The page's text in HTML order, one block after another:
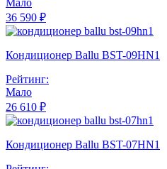
Мало
36 590 ₽
Кондиционер Ballu BST-09HN1
Рейтинг:
Мало
26 610 ₽
Кондиционер Ballu BST-07HN1